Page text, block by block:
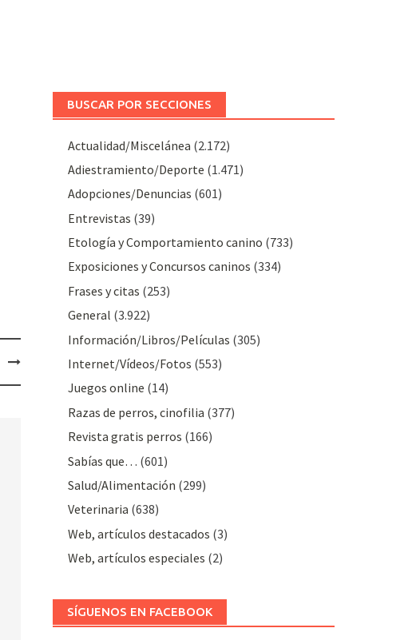
BUSCAR POR SECCIONES
Actualidad/Miscelánea (2.172)
Adiestramiento/Deporte (1.471)
Adopciones/Denuncias (601)
Entrevistas (39)
Etología y Comportamiento canino (733)
Exposiciones y Concursos caninos (334)
Frases y citas (253)
General (3.922)
Información/Libros/Películas (305)
Internet/Vídeos/Fotos (553)
Juegos online (14)
Razas de perros, cinofilia (377)
Revista gratis perros (166)
Sabías que… (601)
Salud/Alimentación (299)
Veterinaria (638)
Web, artículos destacados (3)
Web, artículos especiales (2)
SÍGUENOS EN FACEBOOK